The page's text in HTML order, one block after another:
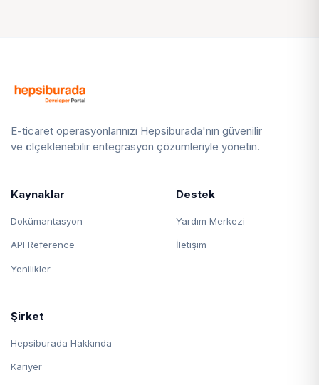
E-ticaret operasyonlarınızı Hepsiburada'nın güvenilir
ve ölçeklenebilir entegrasyon çözümleriyle yönetin.
Kaynaklar
Dokümantasyon
API Reference
Yenilikler
Destek
Yardım Merkezi
İletişim
Şirket
Hepsiburada Hakkında
Kariyer